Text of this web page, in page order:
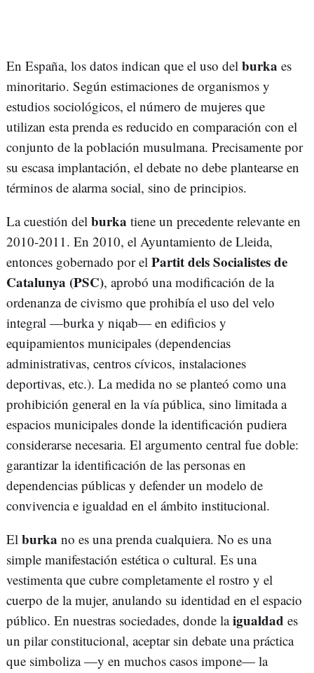
En España, los datos indican que el uso del burka es
minoritario. Según estimaciones de organismos y
estudios sociológicos, el número de mujeres que
utilizan esta prenda es reducido en comparación con el
conjunto de la población musulmana. Precisamente por
su escasa implantación, el debate no debe plantearse en
términos de alarma social, sino de principios.
La cuestión del burka tiene un precedente relevante en
2010-2011. En 2010, el Ayuntamiento de Lleida,
entonces gobernado por el Partit dels Socialistes de
Catalunya (PSC), aprobó una modificación de la
ordenanza de civismo que prohibía el uso del velo
integral —burka y niqab— en edificios y
equipamientos municipales (dependencias
administrativas, centros cívicos, instalaciones
deportivas, etc.). La medida no se planteó como una
prohibición general en la vía pública, sino limitada a
espacios municipales donde la identificación pudiera
considerarse necesaria. El argumento central fue doble:
garantizar la identificación de las personas en
dependencias públicas y defender un modelo de
convivencia e igualdad en el ámbito institucional.
El burka no es una prenda cualquiera. No es una
simple manifestación estética o cultural. Es una
vestimenta que cubre completamente el rostro y el
cuerpo de la mujer, anulando su identidad en el espacio
público. En nuestras sociedades, donde laigualdad es
un pilar constitucional, aceptar sin debate una práctica
que simboliza —y en muchos casos impone— la